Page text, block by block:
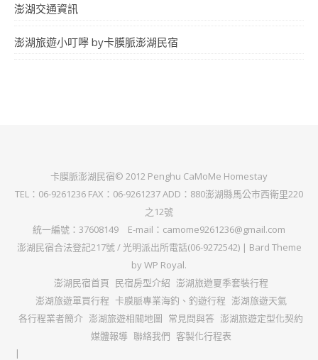
澎湖交通資訊
澎湖旅遊小叮嚀 by卡膜脈澎湖民宿
卡膜脈澎湖民宿© 2012 Penghu CaMoMe Homestay
TEL：06-9261236 FAX：06-9261237 ADD：880澎湖縣馬公市西衛里220
之12號
統一編號：37608149 E-mail：camome9261236@gmail.com
澎湖民宿合法登記217號 / 光明派出所電話(06-9272542) | Bard Theme
byWP Royal.
澎湖民宿首頁 民宿房型介紹 澎湖旅遊夏季套裝行程
澎湖旅遊單買行程 卡膜脈專業海釣、釣遊行程 澎湖旅遊天氣
各行程業者簡介 澎湖旅遊相關地圖 常見問與答 澎湖旅遊定型化契約
媒體報導 聯絡我們 客製化行程表